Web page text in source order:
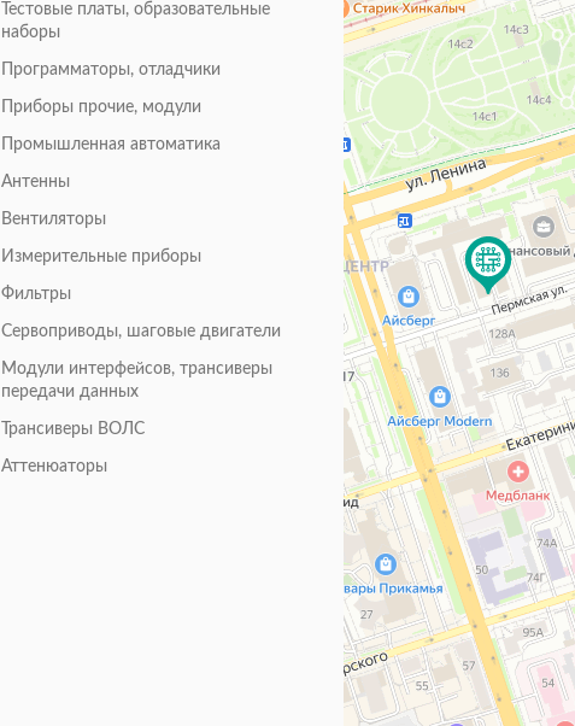
Тестовые платы, образовательные
наборы
Программаторы, отладчики
Приборы прочие, модули
Промышленная автоматика
Антенны
Вентиляторы
Измерительные приборы
Фильтры
Сервоприводы, шаговые двигатели
Модули интерфейсов, трансиверы
передачи данных
Трансиверы ВОЛС
Аттенюаторы